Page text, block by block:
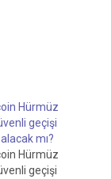
Hürmüz
geçişi
mı?
Hürmüz
geçişi